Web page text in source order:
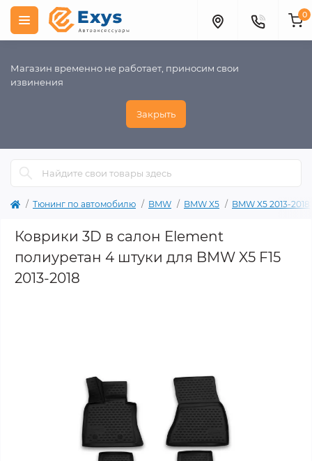
Магазин временно не работает, приносим свои
извинения
Закрыть
0
Тюнинг по автомобилю BMW BMW X5 BMW X5 2013-2018
Коврики 3D в салон Element
полиуретан 4 штуки для BMW X5 F15
2013-2018